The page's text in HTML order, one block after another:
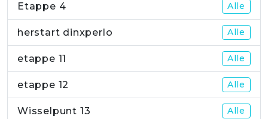
Etappe 4 Alle
herstart dinxperlo Alle
etappe 11 Alle
etappe 12 Alle
Wisselpunt 13 Alle